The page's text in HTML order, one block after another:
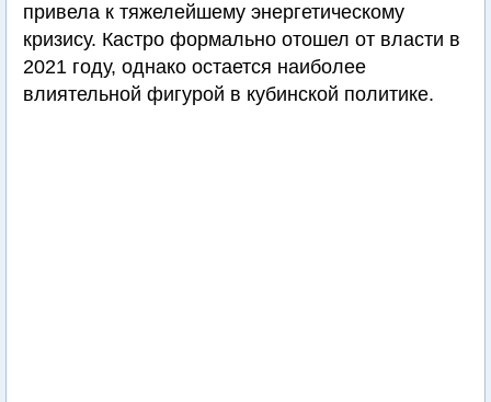
привела к тяжелейшему энергетическому
кризису. Кастро формально отошел от власти в
2021 году, однако остается наиболее
влиятельной фигурой в кубинской политике.